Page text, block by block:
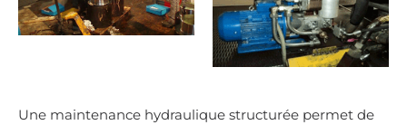
Une maintenance hydraulique structurée permet de